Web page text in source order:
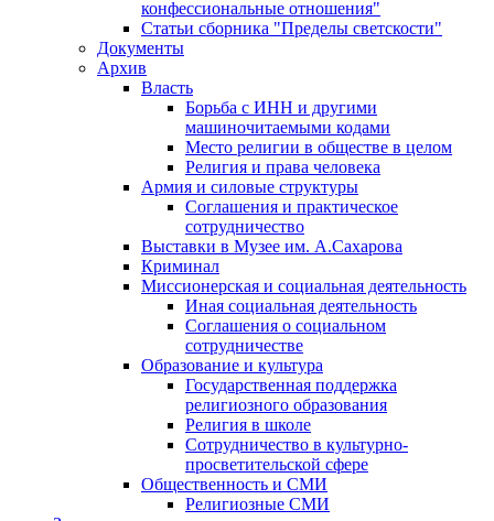
конфессиональные отношения"
Статьи сборника "Пределы светскости"
Документы
Архив
Власть
Борьба с ИНН и другими
машиночитаемыми кодами
Место религии в обществе в целом
Религия и права человека
Армия и силовые структуры
Соглашения и практическое
сотрудничество
Выставки в Музее им. А.Сахарова
Криминал
Миссионерская и социальная деятельность
Иная социальная деятельность
Соглашения о социальном
сотрудничестве
Образование и культура
Государственная поддержка
религиозного образования
Религия в школе
Сотрудничество в культурно-
просветительской сфере
Общественность и СМИ
Религиозные СМИ